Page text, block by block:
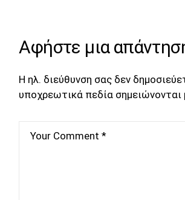
Αφήστε μια
Η ηλ. διεύθυνση σας δεν
υποχρεωτικά πεδία